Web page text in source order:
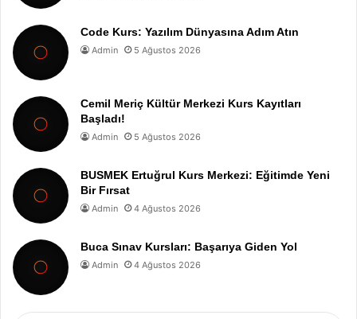
Code Kurs: Yazılım Dünyasına Adım Atın
Admin 5 Ağustos 2026
Cemil Meriç Kültür Merkezi Kurs Kayıtları
Başladı!
Admin 5 Ağustos 2026
BUSMEK Ertuğrul Kurs Merkezi: Eğitimde Yeni
Bir Fırsat
Admin 4 Ağustos 2026
Buca Sınav Kursları: Başarıya Giden Yol
Admin 4 Ağustos 2026